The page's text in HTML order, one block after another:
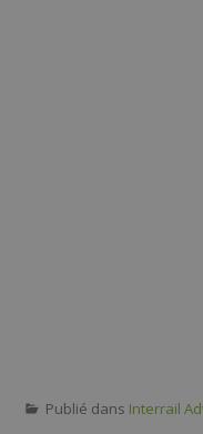
Publié dans Interrail